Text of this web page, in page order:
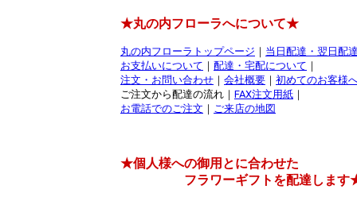
★丸の内フローラへについて★
丸の内フローラトップページ ｜ 当日配達・翌日配
お支払いについて ｜ 配達・宅配について ｜
注文・お問い合わせ ｜ 会社概要 ｜ 初めてのお客様
ご注文から配達の流れ｜ FAX注文用紙 ｜
お電話でのご注文 ｜ ご来店の地図
★個人様への御用とに合わせた
フラワーギフトを配達します